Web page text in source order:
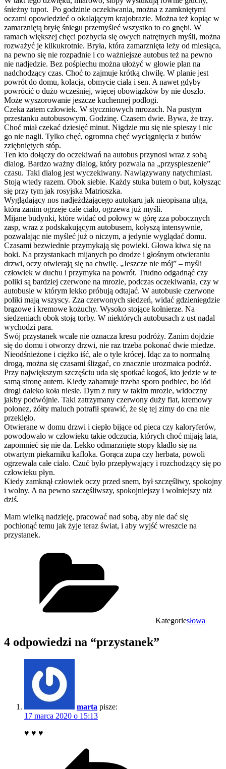
śnieżny tupot. Po godzinie oczekiwania, można z zamkniętymi
oczami opowiedzieć o okalającym krajobrazie. Można też kopiąc w
zamarzniętą bryłę śniegu przemyśleć wszystko to co gnębi. W
ramach większej chęci pozbycia się owych natrętnych myśli, można
rozważyć je kilkukrotnie. Bryła, która zamarznięta leży od miesiąca,
na pewno się nie rozpadnie i co ważniejsze autobus też na pewno
nie nadjedzie. Bez pośpiechu można ułożyć w głowie plan na
nadchodzący czas. Choć to zajmuje krótką chwilę. W planie jest
powrót do domu, kolacja, obmycie ciała i sen. A nawet gdyby
powrócić o dużo wcześniej, więcej obowiązków by nie doszło.
Może wyszorowanie jeszcze kuchennej podłogi.
Czeka zatem człowiek. W styczniowych mrozach. Na pustym
przestanku autobusowym. Godzinę. Czasem dwie. Bywa, że trzy.
Choć miał czekać dziesięć minut. Nigdzie mu się nie spieszy i nic
go nie nagli. Tylko chęć, ogromna chęć wyciągnięcia z butów
zziębniętych stóp.
Ten kto dołączy do oczekiwań na autobus przynosi wraz z sobą
dialog. Bardzo ważny dialog, który pozwala na „przyspieszenie”
czasu. Taki dialog jest wyczekiwany. Nawiązywany natychmiast.
Stoją wtedy razem. Obok siebie. Każdy stuka butem o but, kołysząc
się przy tym jak rosyjska Matrioszka.
Wyglądający nos nadjeżdżającego autokaru jak nieopisana ulga,
która zanim ogrzeje całe ciało, ogrzewa już myśli.
Mijane budynki, które widać od połowy w górę zza pobocznych
zasp, wraz z podskakującym autobusem, kołyszą intensywnie,
pozwalając nie myśleć już o niczym, a jedynie wyglądać domu.
Czasami bezwiednie przymykają się powieki. Głowa kiwa się na
boki. Na przystankach mijanych po drodze i głośnym otwieraniu
drzwi, oczy otwierają się na chwilę. „Jeszcze nie mój” – myśli
człowiek w duchu i przymyka na powrót. Trudno odgadnąć czy
poliki są bardziej czerwone na mrozie, podczas oczekiwania, czy w
autobusie w którym lekko próbują odtajać. W autobusie czerwone
poliki mają wszyscy. Zza czerwonych siedzeń, widać gdzieniegdzie
brązowe i kremowe kożuchy. Wysoko stojące kołnierze. Na
siedzeniach obok stoją torby. W niektórych autobusach z ust nadal
wychodzi para.
Swój przystanek wcale nie oznacza kresu podróży. Zanim dojdzie
się do domu i otworzy drzwi, nie raz trzeba pokonać dwie miedze.
Nieodśnieżone i ciężko iść, ale o tyle krócej. Idąc za to normalną
drogą, można się czasami ślizgać, co znacznie urozmaica podróż.
Przy największym szczęściu uda się spotkać kogoś, kto jedzie w te
samą stronę autem. Kiedy zahamuje trzeba sporo podbiec, bo lód
drogi daleko koła niesie. Dym z rury w takim mrozie, widoczny
jakby podwójnie. Taki zatrzymany czerwony duży fiat, kremowy
polonez, żółty maluch potrafił sprawić, że się tej zimy do cna nie
przeklęło.
Otwierane w domu drzwi i ciepło bijące od pieca czy kaloryferów,
powodowało w człowieku takie odczucia, których choć mijają lata,
zapomnieć się nie da. Lekko odmarznięte stopy kładło się na
otwartym piekarniku kafloka. Gorąca zupa czy herbata, powoli
ogrzewała całe ciało. Czuć było przepływający i rozchodzący się po
człowieku płyn.
Kiedy zamknął człowiek oczy przed snem, był szczęśliwy, spokojny
i wolny. A na pewno szczęśliwszy, spokojniejszy i wolniejszy niż
dziś.
Mam wielką nadzieję, pracować nad sobą, aby nie dać się
pochłonąć temu jak żyje teraz świat, i aby wyjść wreszcie na
przystanek.
Kategoriesłowa
4 odpowiedzi na “przystanek”
marta pisze:
17 marca 2020 o 15:13
♥ ♥ ♥